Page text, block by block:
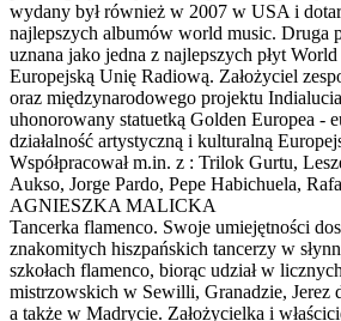
wydany był również w 2007 w USA i
najlepszych albumów world music. Druga
uznana jako jedna z najlepszych płyt
Europejską Unię Radiową. Założyciel
oraz międzynarodowego projektu
uhonorowany statuetką Golden Europea -
działalność artystyczną i kulturalną
Współpracował m.in. z : Trilok Gurtu,
Aukso, Jorge Pardo, Pepe Habichuela,
AGNIESZKA MALICKA
Tancerka flamenco. Swoje umiejętności
znakomitych hiszpańskich tancerzy w
szkołach flamenco, biorąc udział w
mistrzowskich w Sewilli, Granadzie, Jerez
a także w Madrycie. Założycielka i